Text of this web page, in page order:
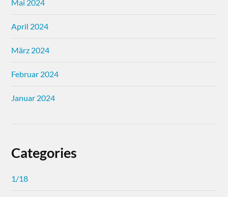
Mai 2024
April 2024
März 2024
Februar 2024
Januar 2024
Categories
1/18